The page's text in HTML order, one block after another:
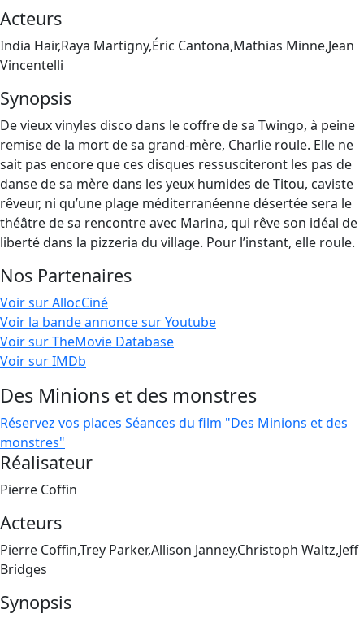
Acteurs
India Hair,Raya Martigny,Éric Cantona,Mathias Minne,Jean
Vincentelli
Synopsis
De vieux vinyles disco dans le coffre de sa Twingo, à peine
remise de la mort de sa grand-mère, Charlie roule. Elle ne
sait pas encore que ces disques ressusciteront les pas de
danse de sa mère dans les yeux humides de Titou, caviste
rêveur, ni qu’une plage méditerranéenne désertée sera le
théâtre de sa rencontre avec Marina, qui rêve son idéal de
liberté dans la pizzeria du village. Pour l’instant, elle roule.
Nos Partenaires
Voir sur AllocCiné
Voir la bande annonce sur Youtube
Voir sur TheMovie Database
Voir sur IMDb
Des Minions et des monstres
Réservez vos places Séances du film "Des Minions et des
monstres"
Réalisateur
Pierre Coffin
Acteurs
Pierre Coffin,Trey Parker,Allison Janney,Christoph Waltz,Jeff
Bridges
Synopsis